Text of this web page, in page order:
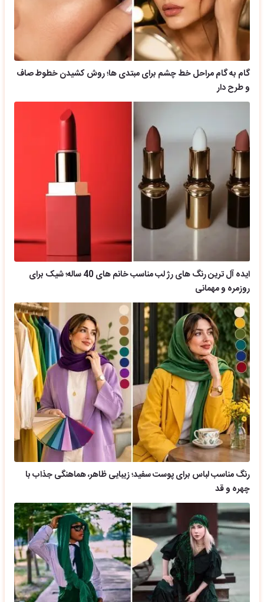
گام به گام مراحل خط چشم برای مبتدی ها؛ روش کشیدن خطوط صاف
و طرح دار
ایده آل ترین رنگ های رژ لب مناسب خانم های 40 ساله؛ شیک برای
روزمره و مهمانی
رنگ مناسب لباس برای پوست سفید؛ زیبایی ظاهر، هماهنگی جذاب با
چهره و قد